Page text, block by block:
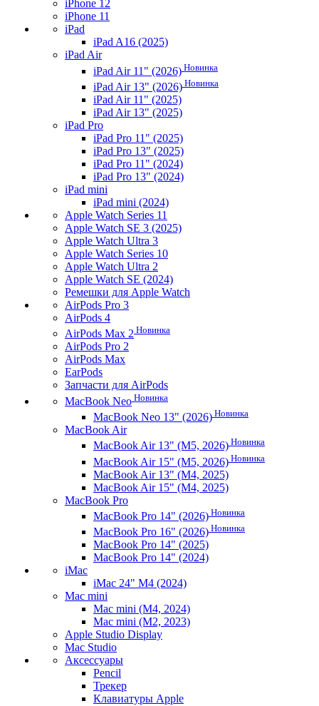
iPhone 12
iPhone 11
iPad
iPad A16 (2025)
iPad Air
iPad Air 11" (2026) Новинка
iPad Air 13" (2026) Новинка
iPad Air 11" (2025)
iPad Air 13" (2025)
iPad Pro
iPad Pro 11" (2025)
iPad Pro 13" (2025)
iPad Pro 11" (2024)
iPad Pro 13" (2024)
iPad mini
iPad mini (2024)
Apple Watch Series 11
Apple Watch SE 3 (2025)
Apple Watch Ultra 3
Apple Watch Series 10
Apple Watch Ultra 2
Apple Watch SE (2024)
Ремешки для Apple Watch
AirPods Pro 3
AirPods 4
AirPods Max 2 Новинка
AirPods Pro 2
AirPods Max
EarPods
Запчасти для AirPods
MacBook Neo Новинка
MacBook Neo 13" (2026) Новинка
MacBook Air
MacBook Air 13" (M5, 2026) Новинка
MacBook Air 15" (M5, 2026) Новинка
MacBook Air 13" (M4, 2025)
MacBook Air 15" (M4, 2025)
MacBook Pro
MacBook Pro 14" (2026) Новинка
MacBook Pro 16" (2026) Новинка
MacBook Pro 14" (2025)
MacBook Pro 14" (2024)
iMac
iMac 24" M4 (2024)
Mac mini
Mac mini (M4, 2024)
Mac mini (M2, 2023)
Apple Studio Display
Mac Studio
Аксессуары
Pencil
Трекер
Клавиатуры Apple